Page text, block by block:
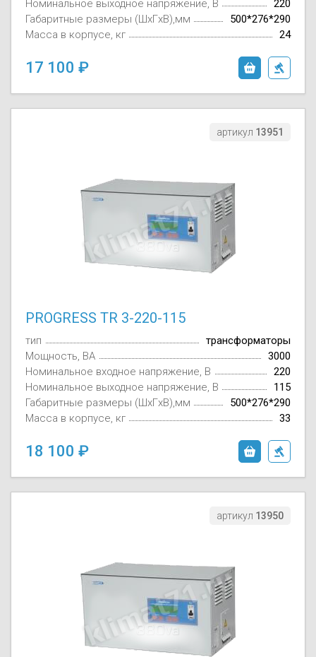
Номинальное выходное напряжение, В
220
Габаритные размеры (ШxГxВ),мм
500*276*290
Масса в корпусе, кг
24
17 100
артикул 13951
PROGRESS TR 3-220-115
тип
трансформаторы
Мощность, ВА
3000
Номинальное входное напряжение, В
220
Номинальное выходное напряжение, В
115
Габаритные размеры (ШxГxВ),мм
500*276*290
Масса в корпусе, кг
33
18 100
артикул 13950